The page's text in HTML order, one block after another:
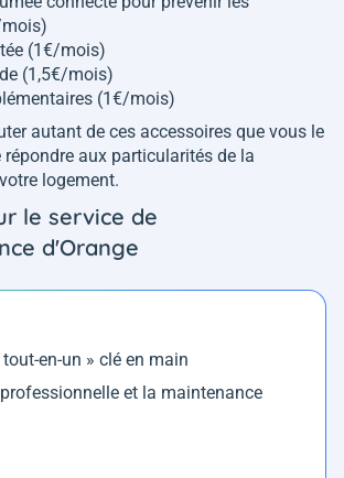
(1€/mois)
(1,5€/mois)
(1€/mois)
autant de ces accessoires que vous le
aux particularités de la
logement.
le service de
d'Orange
en-un » clé en main
et la maintenance